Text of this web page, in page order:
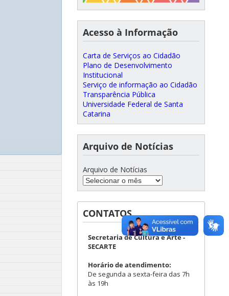
Acesso à Informação
Carta de Serviços ao Cidadão
Plano de Desenvolvimento
Institucional
Serviço de informação ao Cidadão
Transparência Pública
Universidade Federal de Santa
Catarina
Arquivo de Notícias
Arquivo de Notícias
CONTATOS
Secretaria de Cultura e Arte -
SECARTE
Horário de atendimento:
De segunda a sexta-feira das 7h
às 19h